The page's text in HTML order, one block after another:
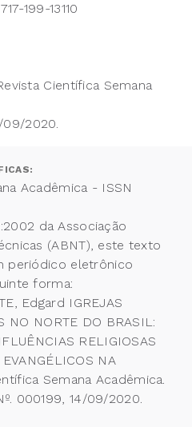
199-13110
Científica Semana
09/2020.
Acadêmica - ISSN
da Associação
(ABNT), este texto
periódico eletrônico
forma:
Edgard IGREJAS
NO NORTE DO BRASIL:
RELIGIOSAS
NA
Semana Acadêmica.
000199, 14/09/2020.